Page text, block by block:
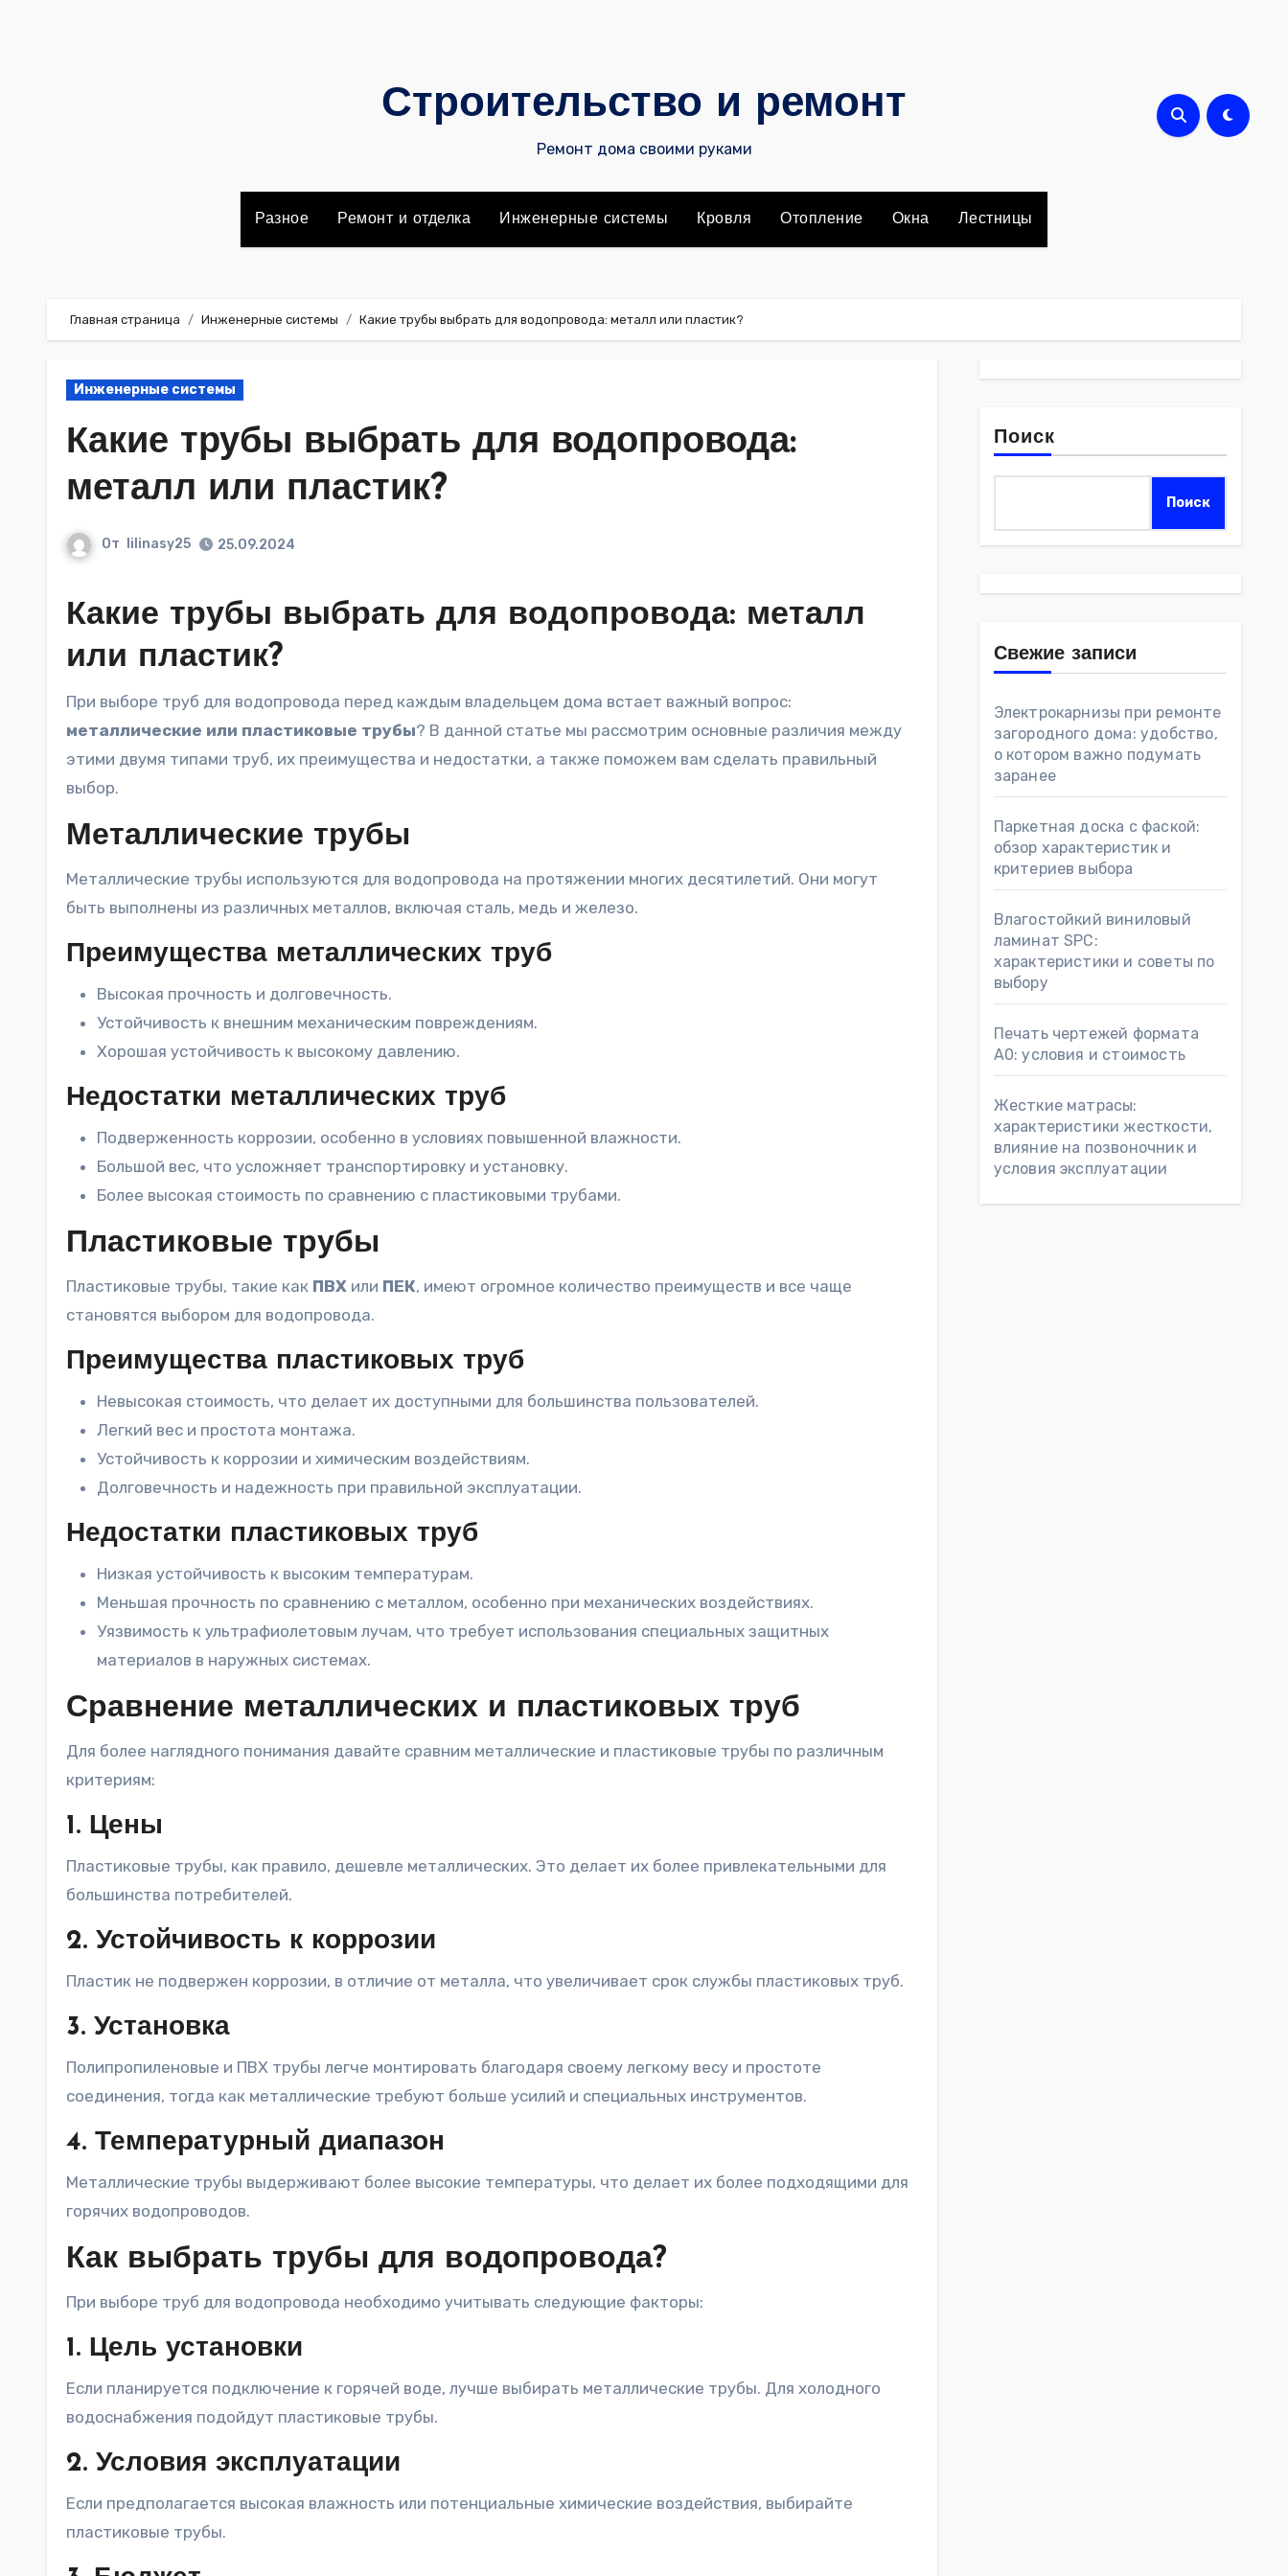
Строительство и ремонт
Ремонт дома своими руками
Разное Ремонт и отделка Инженерные системы Кровля Отопление Окна Лестницы
Главная страница Инженерные системы Какие трубы выбрать для водопровода: металл или пластик?
Инженерные системы
Какие трубы выбрать для водопровода:
металл или пластик?
От lilinasy25 25.09.2024
Какие трубы выбрать для водопровода: металл
или пластик?
При выборе труб для водопровода перед каждым владельцем дома встает важный вопрос:
металлические или пластиковые трубы? В данной статье мы рассмотрим основные различия между
этими двумя типами труб, их преимущества и недостатки, а также поможем вам сделать правильный
выбор.
Металлические трубы
Металлические трубы используются для водопровода на протяжении многих десятилетий. Они могут
быть выполнены из различных металлов, включая сталь, медь и железо.
Преимущества металлических труб
Высокая прочность и долговечность.
Устойчивость к внешним механическим повреждениям.
Хорошая устойчивость к высокому давлению.
Недостатки металлических труб
Подверженность коррозии, особенно в условиях повышенной влажности.
Большой вес, что усложняет транспортировку и установку.
Более высокая стоимость по сравнению с пластиковыми трубами.
Пластиковые трубы
Пластиковые трубы, такие как ПВХ или ПЕК, имеют огромное количество преимуществ и все чаще
становятся выбором для водопровода.
Преимущества пластиковых труб
Невысокая стоимость, что делает их доступными для большинства пользователей.
Легкий вес и простота монтажа.
Устойчивость к коррозии и химическим воздействиям.
Долговечность и надежность при правильной эксплуатации.
Недостатки пластиковых труб
Низкая устойчивость к высоким температурам.
Меньшая прочность по сравнению с металлом, особенно при механических воздействиях.
Уязвимость к ультрафиолетовым лучам, что требует использования специальных защитных
материалов в наружных системах.
Сравнение металлических и пластиковых труб
Для более наглядного понимания давайте сравним металлические и пластиковые трубы по различным
критериям:
1. Цены
Пластиковые трубы, как правило, дешевле металлических. Это делает их более привлекательными для
большинства потребителей.
2. Устойчивость к коррозии
Пластик не подвержен коррозии, в отличие от металла, что увеличивает срок службы пластиковых труб.
3. Установка
Полипропиленовые и ПВХ трубы легче монтировать благодаря своему легкому весу и простоте
соединения, тогда как металлические требуют больше усилий и специальных инструментов.
4. Температурный диапазон
Металлические трубы выдерживают более высокие температуры, что делает их более подходящими для
горячих водопроводов.
Как выбрать трубы для водопровода?
При выборе труб для водопровода необходимо учитывать следующие факторы:
1. Цель установки
Если планируется подключение к горячей воде, лучше выбирать металлические трубы. Для холодного
водоснабжения подойдут пластиковые трубы.
2. Условия эксплуатации
Если предполагается высокая влажность или потенциальные химические воздействия, выбирайте
пластиковые трубы.
Поиск
Поиск
Свежие записи
Электрокарнизы при ремонте
загородного дома: удобство,
о котором важно подумать
заранее
Паркетная доска с фаской:
обзор характеристик и
критериев выбора
Влагостойкий виниловый
ламинат SPC:
характеристики и советы по
выбору
Печать чертежей формата
А0: условия и стоимость
Жесткие матрасы:
характеристики жесткости,
влияние на позвоночник и
условия эксплуатации